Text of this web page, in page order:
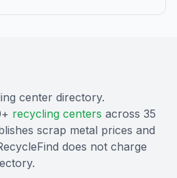
center directory.
recycling centers across 35
scrap metal prices and
does not charge